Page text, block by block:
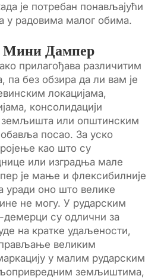
је потребан понављајући
у радовима малог обима.
Мини Дампер
прилагођава различитим
без обзира да ли вам је
локацијама,
консолидацији
или општинским
посао. За уско
као што су
или изградња мале
је мање и флексибилније
уради оно што велике
не могу. У рударским
демерци су одлични за
на кратке удаљености,
великим
у малим рударским
земљиштима,